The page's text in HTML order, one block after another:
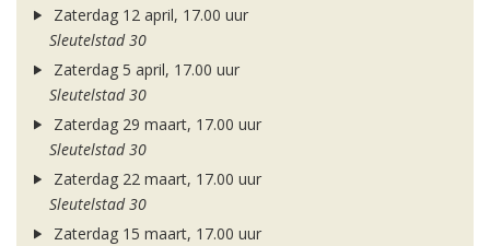
Zaterdag 12 april, 17.00 uur
Sleutelstad 30
Zaterdag 5 april, 17.00 uur
Sleutelstad 30
Zaterdag 29 maart, 17.00 uur
Sleutelstad 30
Zaterdag 22 maart, 17.00 uur
Sleutelstad 30
Zaterdag 15 maart, 17.00 uur